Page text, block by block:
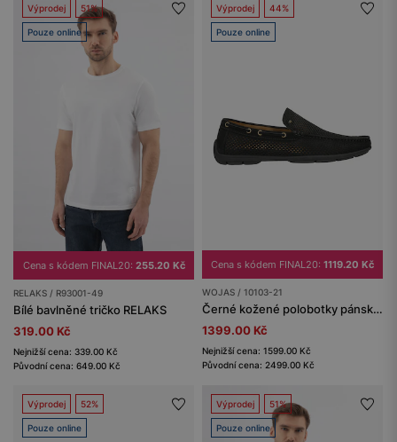
Výprodej 51%
Pouze online
Cena s kódem FINAL20: 255.20 Kč
RELAKS / R93001-49
Bílé bavlněné tričko RELAKS
319.00 Kč
Nejnižší cena: 339.00 Kč
Původní cena: 649.00 Kč
Výprodej 44%
Pouze online
Cena s kódem FINAL20: 1119.20 Kč
WOJAS / 10103-21
Černé kožené polobotky pánské s perforací
1399.00 Kč
Nejnižší cena: 1599.00 Kč
Původní cena: 2499.00 Kč
Výprodej 52%
Pouze online
Výprodej 51%
Pouze online